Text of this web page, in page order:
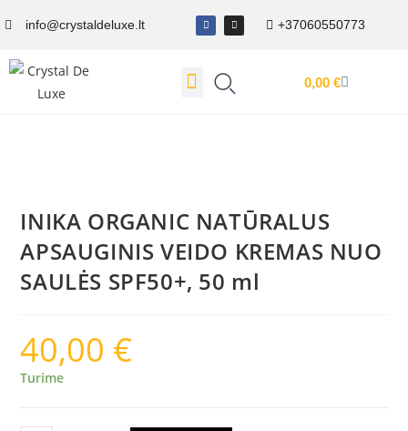
info@crystaldeluxe.lt +37060550773
0,00 €
INIKA ORGANIC NATŪRALUS
APSAUGINIS VEIDO KREMAS NUO
SAULĖS SPF50+, 50 ml
40,00 €
Turime